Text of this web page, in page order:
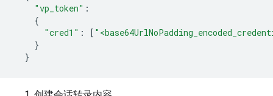
"vp_token" :
{
"cred1" : [
}
}